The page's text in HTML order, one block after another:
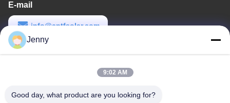
E-mail
info@cntfsolar.com
Temps de travail
Jenny
9:02 AM
Good day, what product are you looking for?